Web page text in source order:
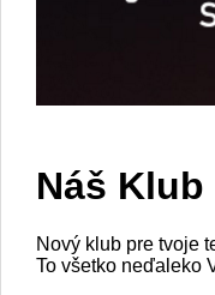
Náš Klub
Nový klub pre tvoje
To všetko neďaleko